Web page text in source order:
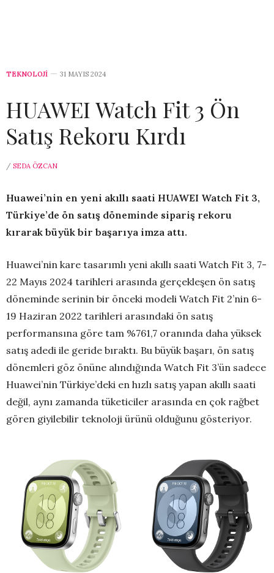
TEKNOLOJİ 31 MAYIS 2024
HUAWEI Watch Fit 3 Ön
Satış Rekoru Kırdı
/ SEDA ÖZCAN
Huawei’nin en yeni akıllı saati HUAWEI Watch Fit 3,
Türkiye’de ön satış döneminde sipariş rekoru
kırarak büyük bir başarıya imza attı.
Huawei’nin kare tasarımlı yeni akıllı saati Watch Fit 3, 7-
22 Mayıs 2024 tarihleri arasında gerçekleşen ön satış
döneminde serinin bir önceki modeli Watch Fit 2’nin 6-
19 Haziran 2022 tarihleri arasındaki ön satış
performansına göre tam %761,7 oranında daha yüksek
satış adedi ile geride bıraktı. Bu büyük başarı, ön satış
dönemleri göz önüne alındığında Watch Fit 3’ün sadece
Huawei’nin Türkiye’deki en hızlı satış yapan akıllı saati
değil, aynı zamanda tüketiciler arasında en çok rağbet
gören giyilebilir teknoloji ürünü olduğunu gösteriyor.